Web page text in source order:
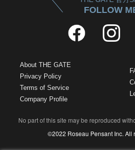
FOLLOW
About THE GATE
Privacy Policy
Terms of Service
Company Profile
No part of this site may be reproduced
©2022 Roseau Pensant Inc. All